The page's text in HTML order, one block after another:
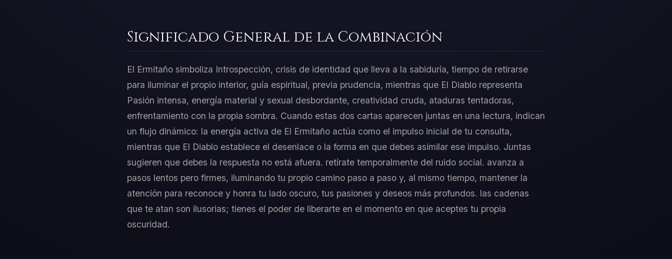
Significado General de la Combinación
El Ermitaño simboliza Introspección, crisis de identidad que lleva a la sabiduría, tiempo de retirarse
para iluminar el propio interior, guía espiritual, previa prudencia, mientras que El Diablo representa
Pasión intensa, energía material y sexual desbordante, creatividad cruda, ataduras tentadoras,
enfrentamiento con la propia sombra. Cuando estas dos cartas aparecen juntas en una lectura, indican
un flujo dinámico: la energía activa de El Ermitaño actúa como el impulso inicial de tu consulta,
mientras que El Diablo establece el desenlace o la forma en que debes asimilar ese impulso. Juntas
sugieren que debes la respuesta no está afuera. retírate temporalmente del ruido social. avanza a
pasos lentos pero firmes, iluminando tu propio camino paso a paso y, al mismo tiempo, mantener la
atención para reconoce y honra tu lado oscuro, tus pasiones y deseos más profundos. las cadenas
que te atan son ilusorias; tienes el poder de liberarte en el momento en que aceptes tu propia
oscuridad.